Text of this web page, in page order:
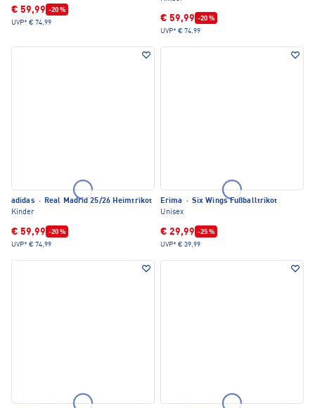
€ 59,99 -20 %
UVP* € 74,99 € 59,99 -20 %
UVP* € 74,99
adidas · Real Madrid 25/26 Heimtrikot
Kinder
€ 59,99 -20 %
UVP* € 74,99
Erima · Six Wings Fußballtrikot
Unisex
€ 29,99 -25 %
UVP* € 39,99